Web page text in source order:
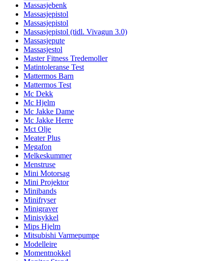
Massasjebenk
Massasjepistol
Massasjepistol
Massasjepistol (tidl. Vivagun 3.0)
Massasjepute
Massasjestol
Master Fitness Tredemoller
Matintoleranse Test
Mattermos Barn
Mattermos Test
Mc Dekk
Mc Hjelm
Mc Jakke Dame
Mc Jakke Herre
Mct Olje
Meater Plus
Megafon
Melkeskummer
Menstruse
Mini Motorsag
Mini Projektor
Minibands
Minifryser
Minigraver
Minisykkel
Mips Hjelm
Mitsubishi Varmepumpe
Modelleire
Momentnokkel